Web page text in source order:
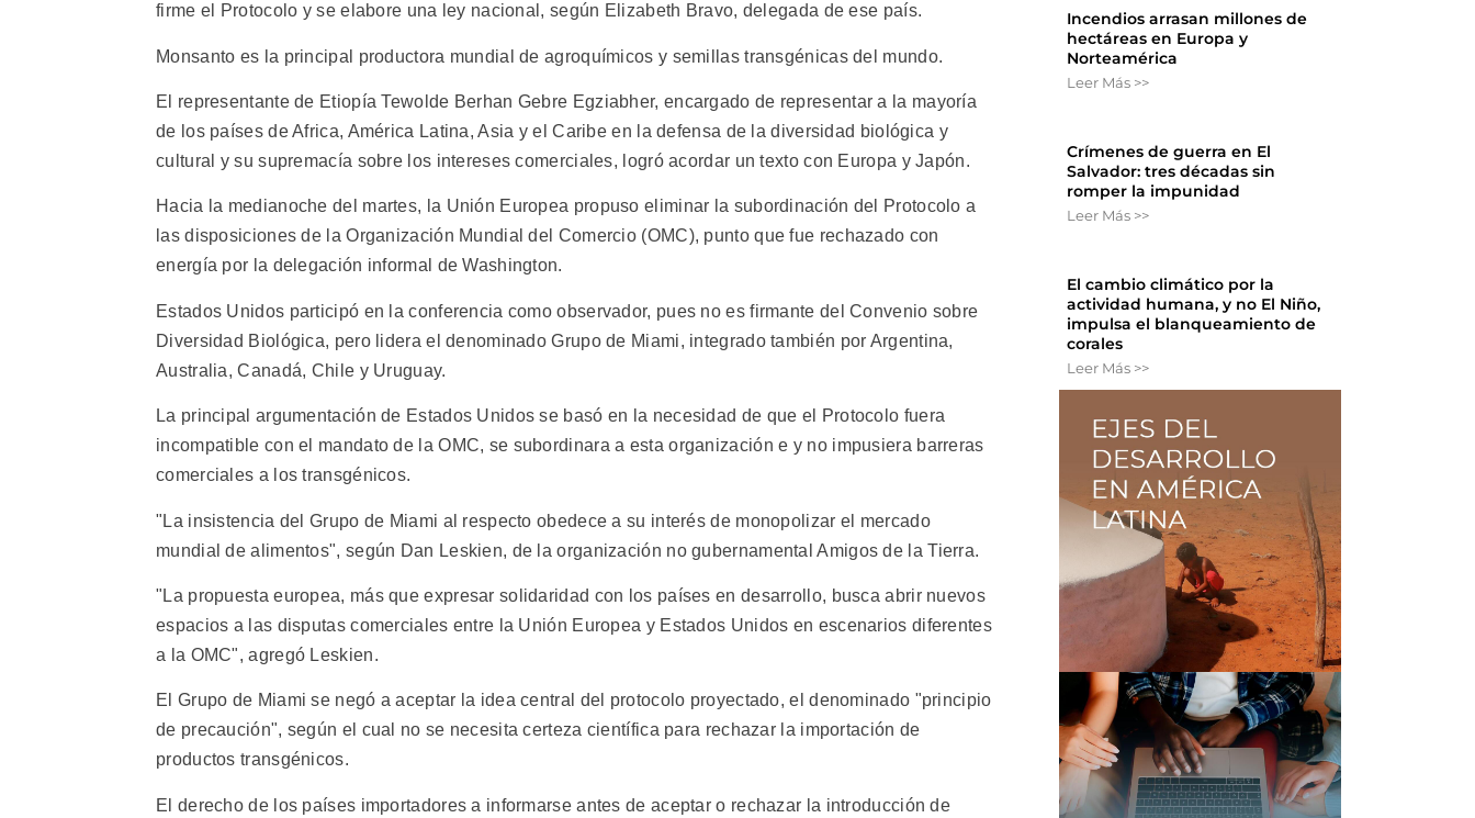
firme el Protocolo y se elabore una ley nacional, según Elizabeth Bravo, delegada de ese país.
Monsanto es la principal productora mundial de agroquímicos y semillas transgénicas del mundo.
El representante de Etiopía Tewolde Berhan Gebre Egziabher, encargado de representar a la mayoría
de los países de Africa, América Latina, Asia y el Caribe en la defensa de la diversidad biológica y
cultural y su supremacía sobre los intereses comerciales, logró acordar un texto con Europa y Japón.
Hacia la medianoche del martes, la Unión Europea propuso eliminar la subordinación del Protocolo a
las disposiciones de la Organización Mundial del Comercio (OMC), punto que fue rechazado con
energía por la delegación informal de Washington.
Estados Unidos participó en la conferencia como observador, pues no es firmante del Convenio sobre
Diversidad Biológica, pero lidera el denominado Grupo de Miami, integrado también por Argentina,
Australia, Canadá, Chile y Uruguay.
La principal argumentación de Estados Unidos se basó en la necesidad de que el Protocolo fuera
incompatible con el mandato de la OMC, se subordinara a esta organización e y no impusiera barreras
comerciales a los transgénicos.
"La insistencia del Grupo de Miami al respecto obedece a su interés de monopolizar el mercado
mundial de alimentos", según Dan Leskien, de la organización no gubernamental Amigos de la Tierra.
"La propuesta europea, más que expresar solidaridad con los países en desarrollo, busca abrir nuevos
espacios a las disputas comerciales entre la Unión Europea y Estados Unidos en escenarios diferentes
a la OMC", agregó Leskien.
El Grupo de Miami se negó a aceptar la idea central del protocolo proyectado, el denominado "principio
de precaución", según el cual no se necesita certeza científica para rechazar la importación de
productos transgénicos.
El derecho de los países importadores a informarse antes de aceptar o rechazar la introducción de
Incendios arrasan millones de
hectáreas en Europa y
Norteamérica
Leer Más >>
Crímenes de guerra en El
Salvador: tres décadas sin
romper la impunidad
Leer Más >>
El cambio climático por la
actividad humana, y no El Niño,
impulsa el blanqueamiento de
corales
Leer Más >>